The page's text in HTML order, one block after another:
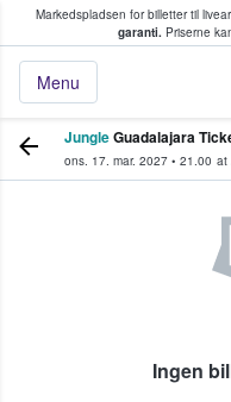
Markedspladsen for billetter til
garanti.Priserne
Menu
køber og
JungleGuadalajara
ons. 17. mar. 2027 • 21.00 at
Ingen